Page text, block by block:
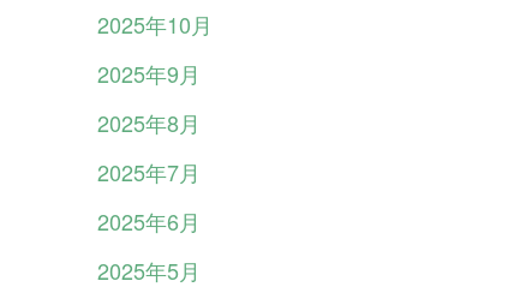
2025年10月
2025年9月
2025年8月
2025年7月
2025年6月
2025年5月